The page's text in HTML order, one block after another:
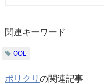
関連キーワード
QOL
ポリクリ の関連記事